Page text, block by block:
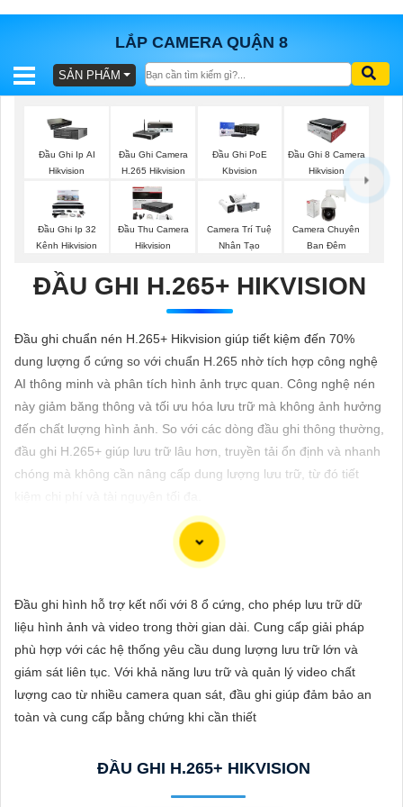
LẮP CAMERA QUẬN 8
BÁO
TRỌN
GÓI
SẢN
TƯ
VẤN
LẮP
ĐẶT
SẢN PHẨM
Đầu Ghi Ip AI
Hikvision
Đầu Ghi Camera
H.265 Hikvision
Đầu Ghi PoE
Kbvision
Đầu Ghi 8 Camera
Hikvision
Đầu Ghi Ip 32
Kênh Hikvision
Đầu Thu Camera
Hikvision
Camera Trí Tuệ
Nhân Tạo
Camera Chuyên
Ban Đêm
ĐẦU GHI H.265+ HIKVISION
Đầu ghi chuẩn nén H.265+ Hikvision giúp tiết kiệm đến 70%
dung lượng ổ cứng so với chuẩn H.265 nhờ tích hợp công nghệ
AI thông minh và phân tích hình ảnh trực quan. Công nghệ nén
này giảm băng thông và tối ưu hóa lưu trữ mà không ảnh hưởng
đến chất lượng hình ảnh. So với các dòng đầu ghi thông thường,
đầu ghi H.265+ giúp lưu trữ lâu hơn, truyền tải ổn định và nhanh
chóng mà không cần nâng cấp dung lượng lưu trữ, từ đó tiết
Chắc chắn! Dưới đây là cách bạn có thể viết một bài viết giới
Bạn đang tìm kiếm giải pháp an ninh hiệu quả và chi phí phải
vực an ninh và giám sát. Với chất lượng hình ảnh sắc nét và giá
cả phải chăng, Camera Hikvision là sự lựa chọn lý tưởng cho
Đầu ghi hình hỗ trợ kết nối với 8 ổ cứng, cho phép lưu trữ dữ
liệu hình ảnh và video trong thời gian dài. Cung cấp giải pháp
phù hợp với các hệ thống yêu cầu dung lượng lưu trữ lớn và
giám sát liên tục. Với khả năng lưu trữ và quản lý video chất
lượng cao từ nhiều camera quan sát, đầu ghi giúp đảm bảo an
toàn và cung cấp bằng chứng khi cần thiết
ĐẦU GHI H.265+ HIKVISION